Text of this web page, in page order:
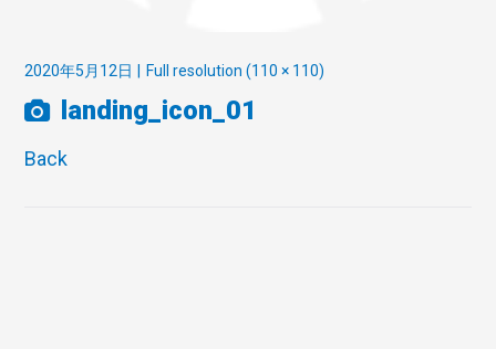
2020年5月12日 Full resolution (110 × 110)
landing_icon_01
Back